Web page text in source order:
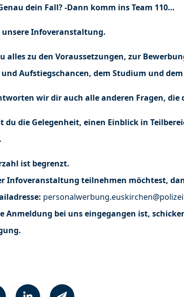
dein Fall? -Dann komm ins Team 110…
Infoveranstaltung.
alles zu den Voraussetzungen, zur
und Aufstiegschancen, dem Studium und
wir dir auch alle anderen Fragen, die
du die Gelegenheit, einen Einblick in
ist begrenzt.
Infoveranstaltung teilnehmen möchtest,
Anmeldung bei uns eingegangen ist,